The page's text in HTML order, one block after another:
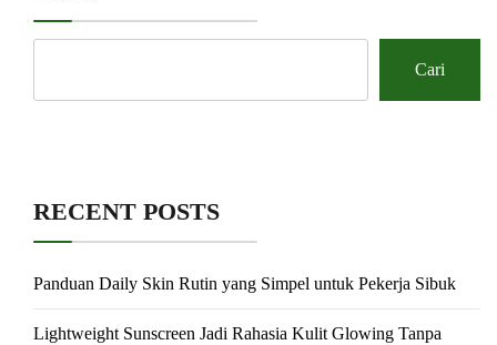
Cari
RECENT POSTS
Panduan Daily Skin Rutin yang Simpel untuk Pekerja Sibuk
Lightweight Sunscreen Jadi Rahasia Kulit Glowing Tanpa